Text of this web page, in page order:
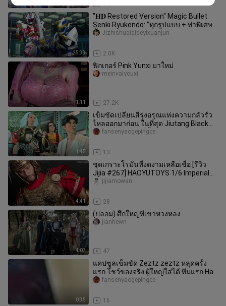
14
25:33
"𝐇𝐃 Restored Version" Magic Bullet
Senki Ryukendo: "ทุกรูปแบบ + ท่าพิเศษ
ทั้งหมด ตอนที่ 1" (ฟอร์มปกติ
2.0K
Jizhishuaiqideyixuanjun
1:11
ฟิกเกอร์ Pink Yunxi มาใหม่
27.2K
meinvaiyouxi
1:45
เข็มขัดเปลี่ยนสีรุ่งอรุณแห่งความกลัวรั่ว
ไหลออกมาก่อน ในที่สุด Jiutang Black
Steel ก็แข็งแกร่งขึ้นแล้
13
fansenyaogepingce
4:41
ชุดเกราะโรมันที่งดงามเหลือเชื่อ [รีวิว
Jijia #267] HAOYUTOYS 1/6 Imperial
Legion - ทริบูนแห่งจักรวรร
28
jijiamowan
4:07
(ปลอม) ศึกใหญ่ที่เขาหวงหลง
47
jianhewn
0:35
แคปซูลเข็มขัด Zeztz zeztz หลุดครั้ง
แรก โชว์ของจริง ผู้ใหญ่ใส่ได้ ทีมแรก Hao
Juzhe Omega Ultraman Kam
16
fansenyaogepingce